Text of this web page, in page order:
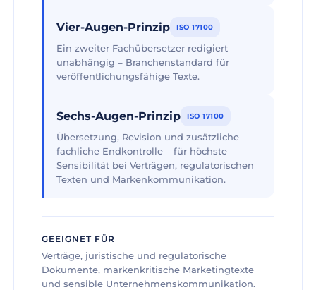
Vier-Augen-Prinzip ISO 17100
Ein zweiter Fachübersetzer redigiert
unabhängig – Branchenstandard für
veröffentlichungsfähige Texte.
Sechs-Augen-Prinzip ISO 17100
Übersetzung, Revision und zusätzliche
fachliche Endkontrolle – für höchste
Sensibilität bei Verträgen, regulatorischen
Texten und Markenkommunikation.
GEEIGNET FÜR
Verträge, juristische und regulatorische
Dokumente, markenkritische Marketingtexte
und sensible Unternehmenskommunikation.